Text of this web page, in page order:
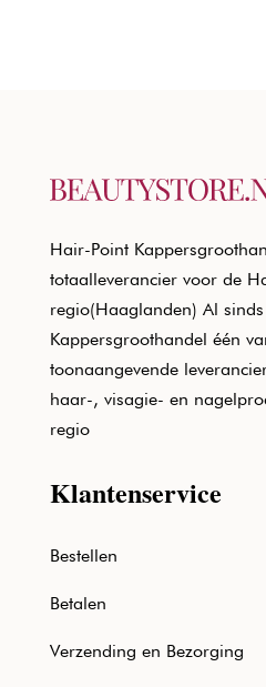
Hair-Point
totaalleverancier voor de
regio(Haaglanden) Al
Kappersgroothandel één
toonaangevende
haar-, visagie- en
regio
Klantenservice
Bestellen
Betalen
Verzending en Bezorging